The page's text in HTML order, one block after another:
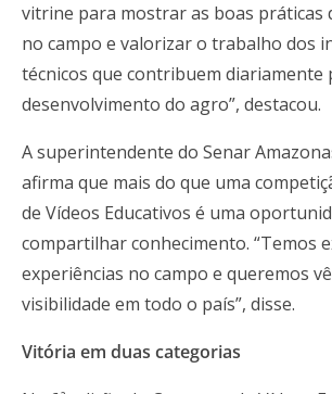
vitrine para mostrar as boas práticas
no campo e valorizar o trabalho dos
técnicos que contribuem diariamente
desenvolvimento do agro”, destacou.
A superintendente do Senar
afirma que mais do que uma
de Vídeos Educativos é uma
compartilhar conhecimento. “Temos
experiências no campo e queremos
visibilidade em todo o país”, disse.
Vitória em duas categorias